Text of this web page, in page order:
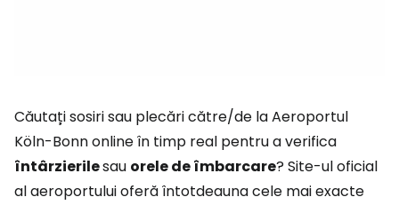
Căutați sosiri sau plecări către/de la Aeroportul
Köln-Bonn online în timp real pentru a verifica
întârzierilesau orele de îmbarcare? Site-ul oficial
al aeroportului oferă întotdeauna cele mai exacte